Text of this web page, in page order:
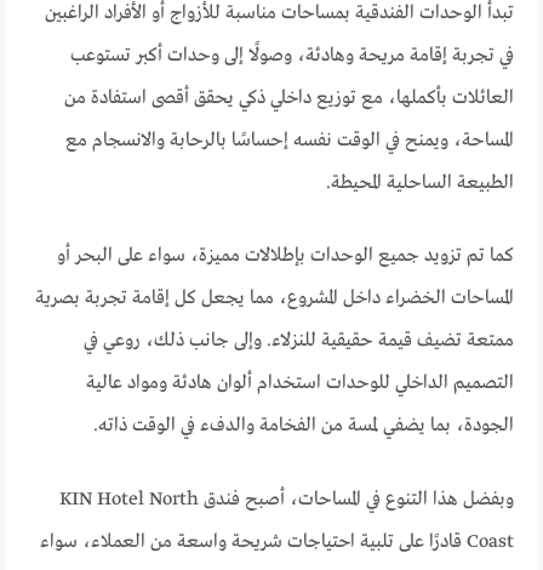
تبدأ الوحدات الفندقية بمساحات مناسبة للأزواج أو الأفراد الراغبين
في تجربة إقامة مريحة وهادئة، وصولًا إلى وحدات أكبر تستوعب
العائلات بأكملها، مع توزيع داخلي ذكي يحقق أقصى استفادة من
المساحة، ويمنح في الوقت نفسه إحساسًا بالرحابة والانسجام مع
الطبيعة الساحلية المحيطة.
كما تم تزويد جميع الوحدات بإطلالات مميزة، سواء على البحر أو
المساحات الخضراء داخل المشروع، مما يجعل كل إقامة تجربة بصرية
ممتعة تضيف قيمة حقيقية للنزلاء. وإلى جانب ذلك، روعي في
التصميم الداخلي للوحدات استخدام ألوان هادئة ومواد عالية
الجودة، بما يضفي لمسة من الفخامة والدفء في الوقت ذاته.
وبفضل هذا التنوع في المساحات، أصبح فندق KIN Hotel North
Coast قادرًا على تلبية احتياجات شريحة واسعة من العملاء، سواء